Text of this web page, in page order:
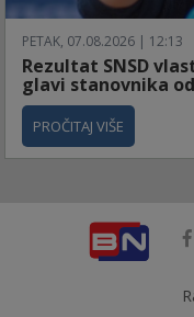
PETAK, 07.08.2026 | 12:13
Rezultat SNSD
glavi stanovnika od
PROČITAJ VIŠE